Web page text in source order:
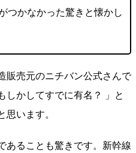
つかなかった驚きと懐かし
販売元のニチバン公式さんで
しかしてすでに有名？ 」と
思います。
あることも驚きです。新幹線